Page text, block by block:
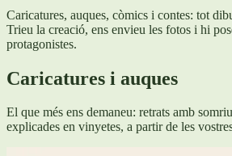
Caricatures, auques, còmics i contes: tot
Trieu la creació, ens envieu les fotos i hi
protagonistes.
Caricatures i auques
El que més ens demaneu: retrats amb
explicades en vinyetes, a partir de les